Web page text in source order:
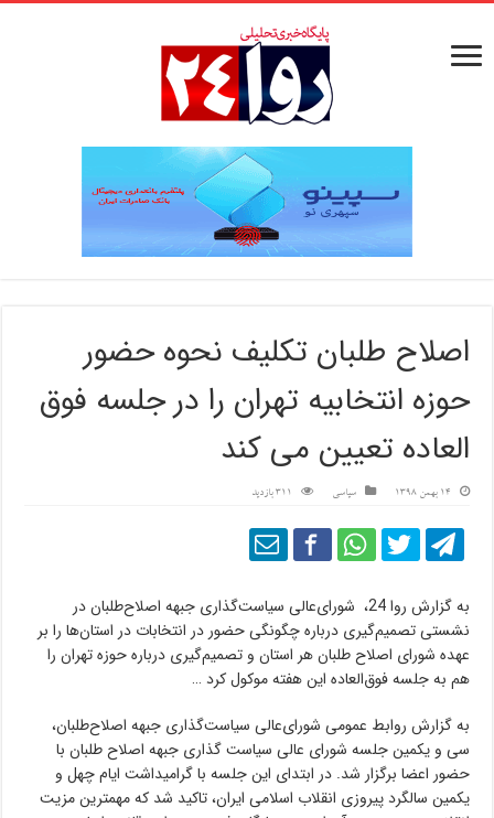
اصلاح طلبان تکلیف نحوه حضور
حوزه انتخابیه تهران را در جلسه فوق
العاده تعیین می کند
14 بهمن 1398 سیاسی 311 بازدید
به گزارش روا 24، شورای‌عالی سیاست‌گذاری جبهه اصلاح‌طلبان در
نشستی تصمیم‌گیری درباره چگونگی حضور در انتخابات در استان‌ها را بر
عهده شورای اصلاح طلبان هر استان و تصمیم‌گیری درباره حوزه تهران را
هم به جلسه فوق‌العاده این هفته موکول کرد …
به گزارش روابط عمومی شورای‌عالی سیاست‌گذاری جبهه اصلاح‌طلبان،
سی و یکمین جلسه شورای عالی سیاست گذاری جبهه اصلاح طلبان با
حضور اعضا برگزار شد. در ابتدای این جلسه با گرامیداشت ایام چهل و
یکمین سالگرد پیروزی انقلاب اسلامی ایران، تاکید شد که مهمترین مزیت